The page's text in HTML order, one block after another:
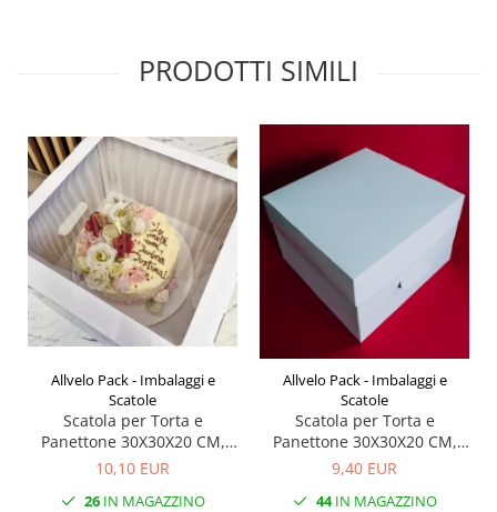
PRODOTTI SIMILI
Allvelo Pack - Imbalaggi e
Scatole
Scatola per Torta e
Panettone 30X30X20 CM,
con finestra, Bianco, CB1F-
10,10 EUR
26IN MAGAZZINO
Allvelo Pack - Imbalaggi e
Scatole
Scatola per Torta e
Panettone 30X30X20 CM,
senza finestra, Bianco,
9,40 EUR
44IN MAGAZZINO